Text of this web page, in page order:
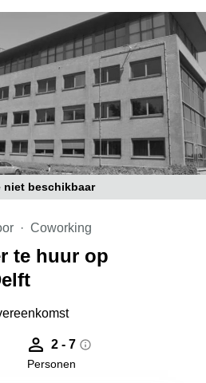
niet beschikbaar
Coworking
te huur op
2 - 7
Personen